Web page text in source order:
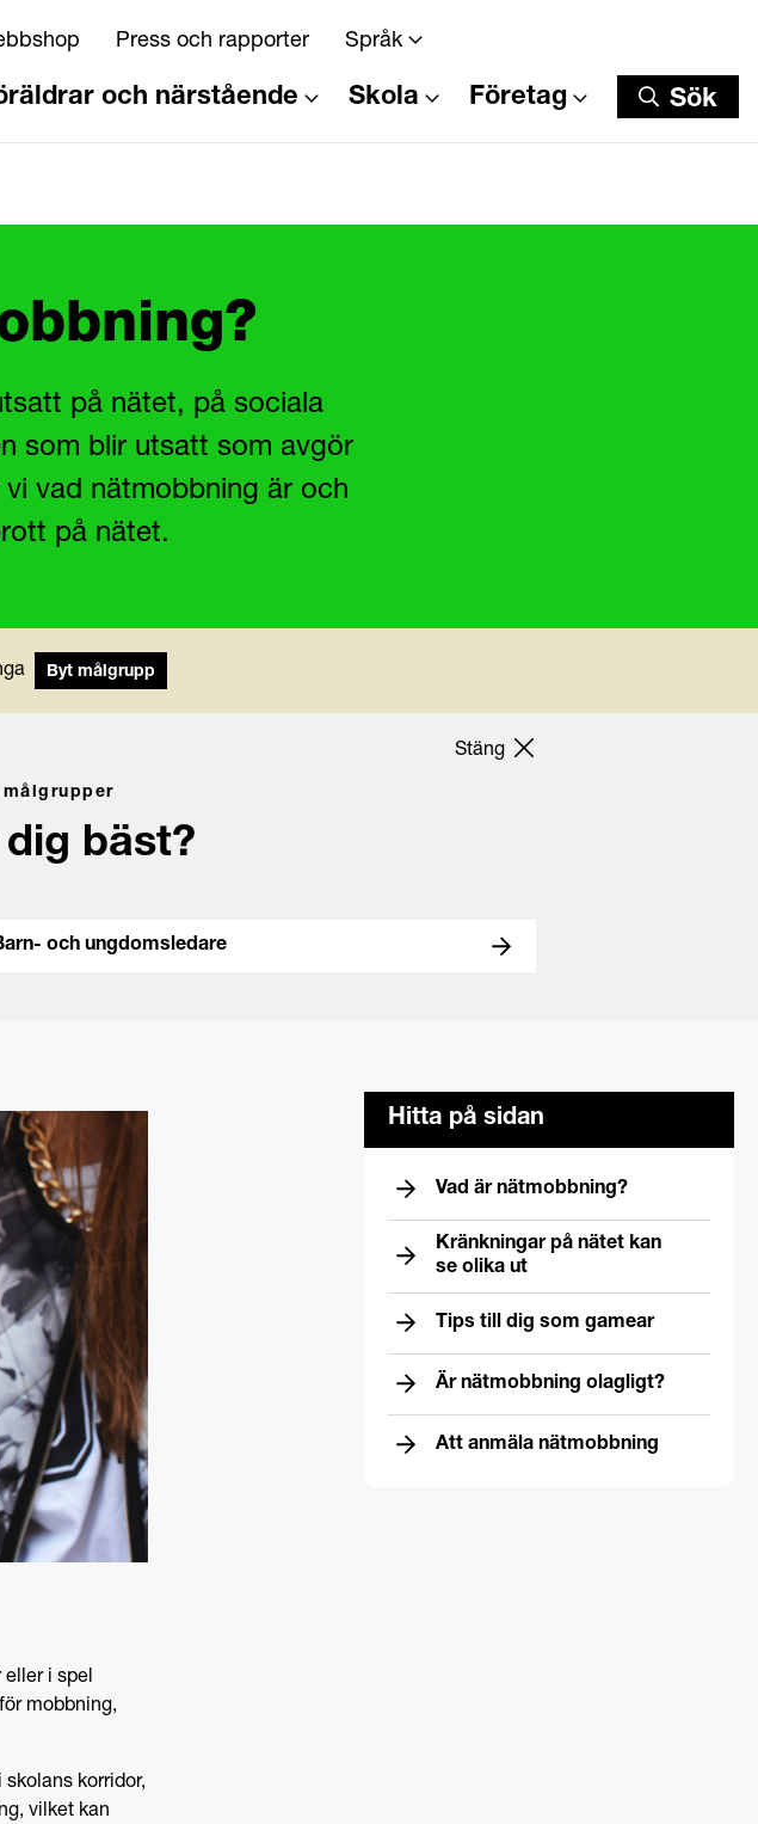
Press och rapporter Språk
och närstående Skola Företag Sök
Sök
på nätet, på sociala
som blir utsatt som avgör
vad nätmobbning är och
på nätet.
Byt målgrupp
Stäng
bäst?
och ungdomsledare
Hitta på sidan
Vad är nätmobbning?
Kränkningar på nätet kan
se olika ut
Tips till dig som gamear
Är nätmobbning olagligt?
Att anmäla nätmobbning
eller i spel
mobbning,
korridor,
vilket kan